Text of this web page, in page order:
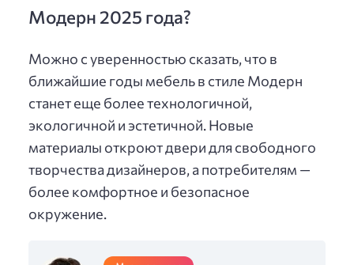
Модерн 2025 года?
Можно с уверенностью сказать, что в
ближайшие годы мебель в стиле Модерн
станет еще более технологичной,
экологичной и эстетичной. Новые
материалы откроют двери для свободного
творчества дизайнеров, а потребителям —
более комфортное и безопасное
окружение.